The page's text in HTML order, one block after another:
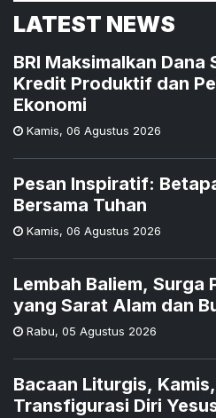
LATEST NEWS
BRI Maksimalkan
Kredit Produktif dan
Ekonomi
Kamis, 06 Agustus 2026
Pesan Inspiratif:
Bersama Tuhan
Kamis, 06 Agustus 2026
Lembah Baliem, Surga
yang Sarat Alam dan
Rabu, 05 Agustus 2026
Bacaan Liturgis,
Transfigurasi Diri